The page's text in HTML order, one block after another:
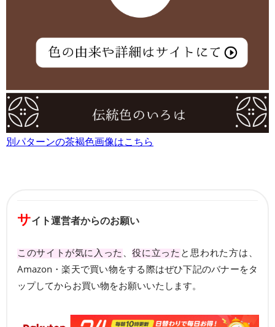
別パターンの茶褐色画像はこちら
サイト運営者からのお願い
このサイトが気に入った 役に立った と思われた方は、
Amazon・楽天で買い物をする際はぜひ下記のバナーをタ
ップしてからお買い物をお願いいたします。